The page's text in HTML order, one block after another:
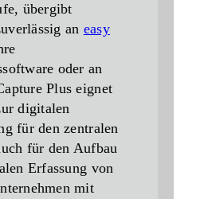
übergibt
an easy
oder an
Plus eignet
digitalen
für den zentralen
für den Aufbau
Erfassung von
mit